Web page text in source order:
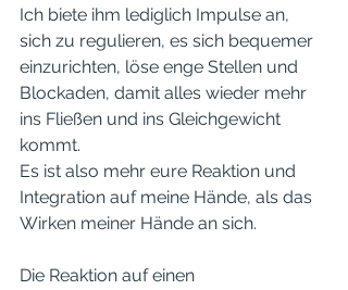
Ich biete ihm lediglich Impulse an,
sich zu regulieren, es sich bequemer
einzurichten, löse enge Stellen und
Blockaden, damit alles wieder mehr
ins Fließen und ins Gleichgewicht
kommt.
Es ist also mehr eure Reaktion und
Integration auf meine Hände, als das
Wirken meiner Hände an sich.
Die Reaktion auf einen